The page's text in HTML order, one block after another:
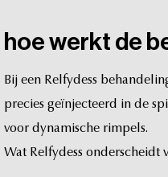
hoe werkt de
Bij een Relfydess
precies geïnjecteerd in de
voor dynamische rimpels.
Wat Relfydess onderscheidt